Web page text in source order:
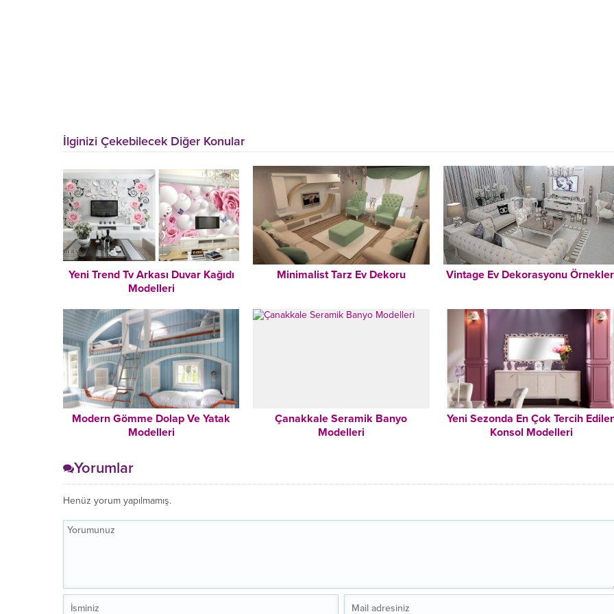
İlginizi Çekebilecek Diğer Konular
Yeni Trend Tv Arkası Duvar Kağıdı
Modelleri
Minimalist Tarz Ev Dekoru Vintage Ev Dekorasyonu
Modern Gömme Dolap Ve Yatak
Modelleri
Çanakkale Seramik Banyo
Modelleri
Yeni Sezonda En Çok Tercih
Konsol Modelleri
Yorumlar
Henüz yorum yapılmamış.